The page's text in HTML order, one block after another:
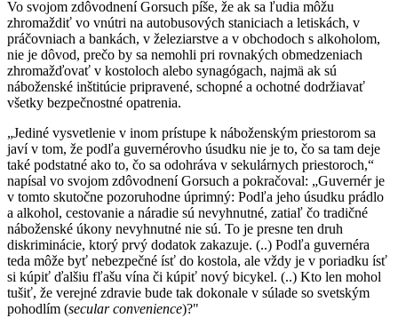
Vo svojom zdôvodnení Gorsuch píše, že ak sa ľudia môžu
zhromaždiť vo vnútri na autobusových staniciach a letiskách, v
práčovniach a bankách, v železiarstve a v obchodoch s alkoholom,
nie je dôvod, prečo by sa nemohli pri rovnakých obmedzeniach
zhromažďovať v kostoloch alebo synagógach, najmä ak sú
náboženské inštitúcie pripravené, schopné a ochotné dodržiavať
všetky bezpečnostné opatrenia.
„Jediné vysvetlenie v inom prístupe k náboženským priestorom sa
javí v tom, že podľa guvernérovho úsudku nie je to, čo sa tam deje
také podstatné ako to, čo sa odohráva v sekulárnych priestoroch,“
napísal vo svojom zdôvodnení Gorsuch a pokračoval: „Guvernér je
v tomto skutočne pozoruhodne úprimný: Podľa jeho úsudku prádlo
a alkohol, cestovanie a náradie sú nevyhnutné, zatiaľ čo tradičné
náboženské úkony nevyhnutné nie sú. To je presne ten druh
diskriminácie, ktorý prvý dodatok zakazuje. (..) Podľa guvernéra
teda môže byť nebezpečné ísť do kostola, ale vždy je v poriadku ísť
si kúpiť ďalšiu fľašu vína či kúpiť nový bicykel. (..) Kto len mohol
tušiť, že verejné zdravie bude tak dokonale v súlade so svetským
pohodlím (secular convenience)?"